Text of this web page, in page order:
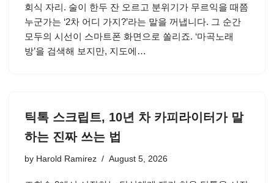
회식 자리. 술이 한두 잔 오르고 분위기가 무르익을 때쯤
누군가는 ‘2차 어디 가지?’라는 말을 꺼냅니다. 그 순간
모두의 시선이 스마트폰 화면으로 쏠리죠. ‘마곡노래
방’을 검색해 보지만, 지도에…
틱톡 스크립트, 10년 차 카피라이터가 말
하는 진짜 쓰는 법
by Harold Ramirez August 5, 2026